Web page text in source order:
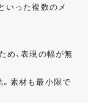
いった複数のメ
め、表現の幅が無
。素材も最小限で